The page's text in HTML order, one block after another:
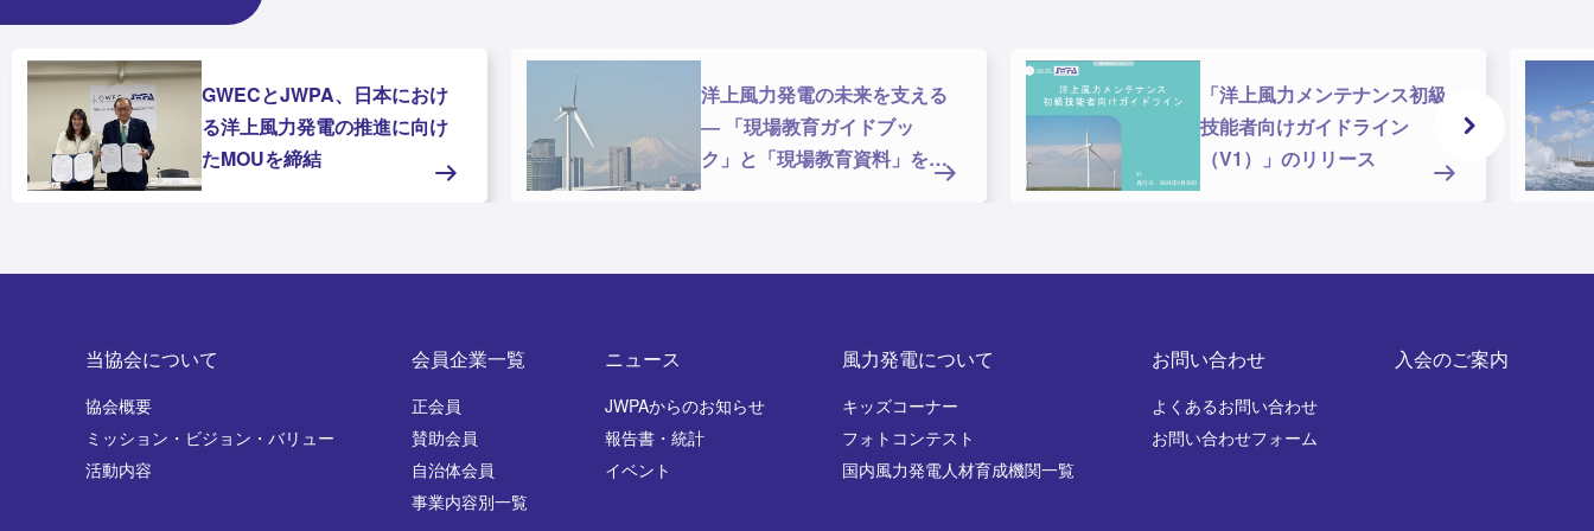
洋上風力発電の未来を支える
― 「現場教育ガイドブッ
ク」と「現場教育資料」を公
「洋上風力メンテナンス初級
技能者向けガイドライン
（V1）」のリリース
「JWPA Wind Vision
2023」策定 ～安心・安
定・持続可能な社会の実現に
当協会について
協会概要
ミッション・ビジョン・バリュー
活動内容
会員企業一覧
正会員
賛助会員
自治体会員
事業内容別一覧
ニュース
JWPAからのお知らせ
報告書・統計
イベント
風力発電について
キッズコーナー
フォトコンテスト
国内風力発電人材育成機関一覧
お問い合わせ
よくあるお問い合わせ
お問い合わせフォーム
入会のご案内